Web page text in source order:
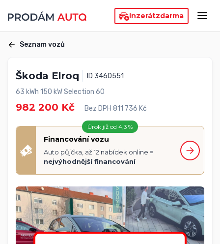
Inzerátzdarma
Seznam vozů
Škoda Elroq
ID 3460551
63 kWh 150 kW Selection 60
982 200 Kč Bez DPH 811 736 Kč
Úrok již od 4,3 %
Financování vozu
Auto půjčka, až 12 nabídek online =
nejvýhodnější financování